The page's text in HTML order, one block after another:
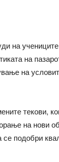
на
на
на
текови,
на нови
подобри